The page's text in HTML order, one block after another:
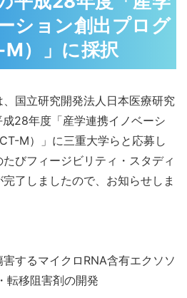
ション創出プログ
）」に採択
国立研究開発法人日本医療研究
28年度「産学連携イノベーシ
M）」に三重大学らと応募し
びフィージビリティ・スタディ
了しましたので、お知らせしま
するマイクロRNA含有エクソソ
転移阻害剤の開発